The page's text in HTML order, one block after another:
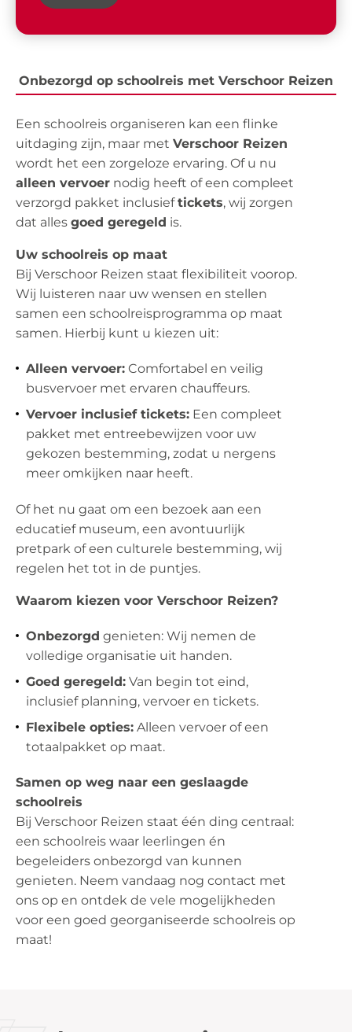
Onbezorgd op schoolreis met Verschoor Reizen
Een schoolreis organiseren kan een flinke
uitdaging zijn, maar metVerschoor Reizen
wordt het een zorgeloze ervaring. Of u nu
alleen vervoer nodig heeft of een compleet
verzorgd pakket inclusieftickets, wij zorgen
dat allesgoed geregeld is.
Uw schoolreis op maat
Bij Verschoor Reizen staat flexibiliteit voorop.
Wij luisteren naar uw wensen en stellen
samen een schoolreisprogramma op maat
samen. Hierbij kunt u kiezen uit:
Alleen vervoer: Comfortabel en veilig
busvervoer met ervaren chauffeurs.
Vervoer inclusief tickets: Een compleet
pakket met entreebewijzen voor uw
gekozen bestemming, zodat u nergens
meer omkijken naar heeft.
Of het nu gaat om een bezoek aan een
educatief museum, een avontuurlijk
pretpark of een culturele bestemming, wij
regelen het tot in de puntjes.
Waarom kiezen voor Verschoor Reizen?
Onbezorgd genieten: Wij nemen de
volledige organisatie uit handen.
Goed geregeld: Van begin tot eind,
inclusief planning, vervoer en tickets.
Flexibele opties: Alleen vervoer of een
totaalpakket op maat.
Samen op weg naar een geslaagde
schoolreis
Bij Verschoor Reizen staat één ding centraal:
een schoolreis waar leerlingen én
begeleiders onbezorgd van kunnen
genieten. Neem vandaag nog contact met
ons op en ontdek de vele mogelijkheden
voor een goed georganiseerde schoolreis op
maat!